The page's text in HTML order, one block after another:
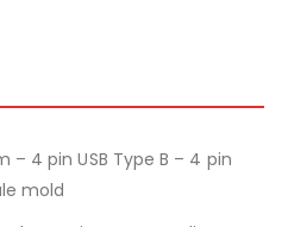
– 4 pin USB Type B – 4 pin
mold